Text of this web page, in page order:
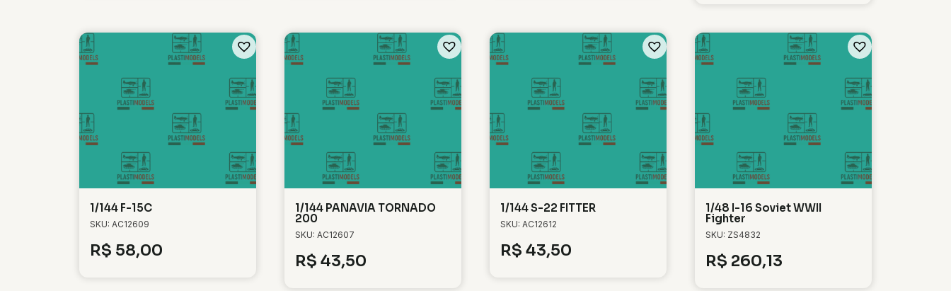
1/144 F-15C
SKU: AC12609
R$ 58,00
1/144 PANAVIA TORNADO
200
SKU: AC12607
R$ 43,50
1/144 S-22 FITTER
SKU: AC12612
R$ 43,50
1/48 I-16 Soviet WWII
Fighter
SKU: ZS4832
R$ 260,13